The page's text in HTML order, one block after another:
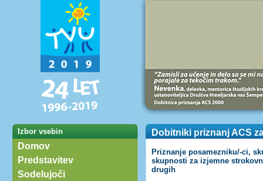
Izbor vsebin
Domov
Predstavitev
Sodelujoči
Dobitniki priznanj ACS
Priznanje posamezniku/-ci,
skupnosti za izjemne
drugih